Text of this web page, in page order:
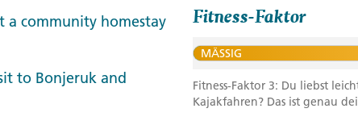
a community homestay
to Bonjeruk and
Fitness-Faktor
MÄSSIG
Fitness-Faktor 3: Du liebst
Kajakfahren? Das ist genau